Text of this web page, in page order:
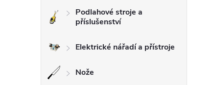
Podlahové stroje a
příslušenství
Elektrické nářadí a přístroje
Nože